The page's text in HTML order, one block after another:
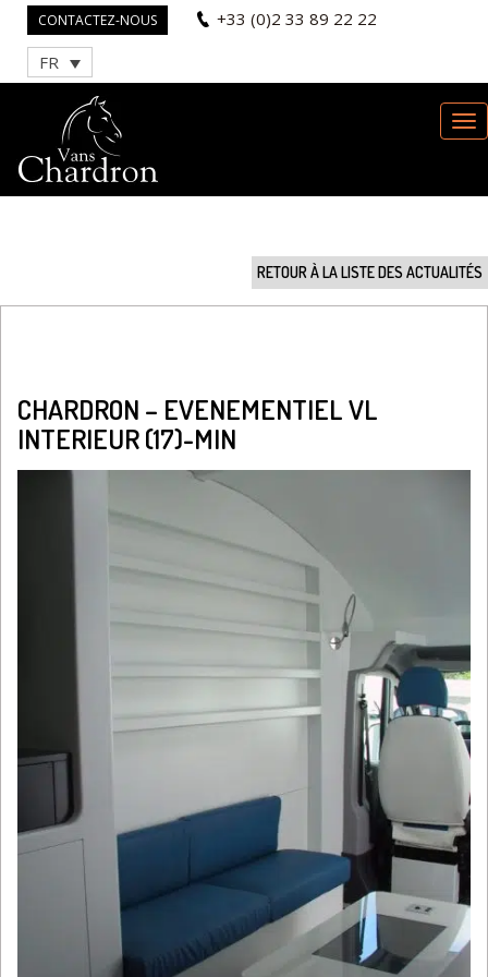
CONTACTEZ-NOUS +33 (0)2 33 89 22 22
FR
RETOUR À LA LISTE DES ACTUALITÉS
CHARDRON – EVENEMENTIEL VL
INTERIEUR (17)-MIN